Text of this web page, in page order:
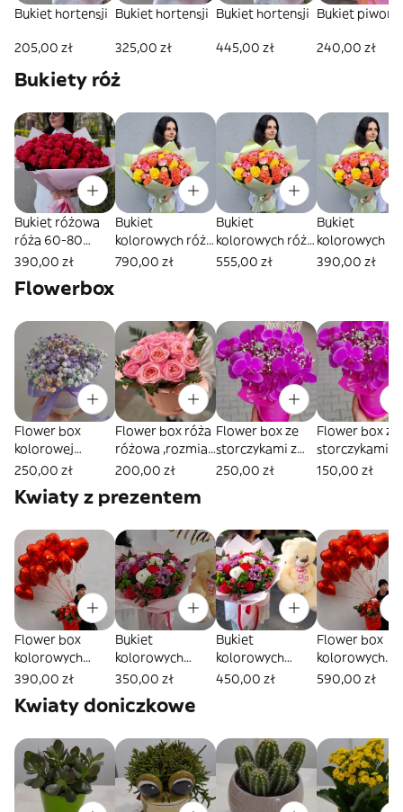
Bukiet hortensji
205,00 zł
Bukiet hortensji
325,00 zł
Bukiet hortensji
445,00 zł
Bukiet piwonii
240,00 zł
Bukiety róż
Bukiet różowa
róża 60-80
cm,25szt
390,00 zł
Bukiet
kolorowych róż
50-60cm 50
790,00 zł
Bukiet
kolorowych róż
50-60cm -35
555,00 zł
Bukiet
kolorowych róż
50-60cm 25
390,00 zł
Flowerbox
Flower box
kolorowej
gipsówki
rozmiar L
250,00 zł
Flower box róża
różowa ,rozmiar
S
200,00 zł
Flower box ze
storczykami z
gipsówki,rozmia
250,00 zł
Flower box ze
storczykami z
gipsówki
150,00 zł
Kwiaty z prezentem
Flower box
kolorowych
kwiatów +balony
z helem,rozmiar
L
390,00 zł
Bukiet
kolorowych
sezonowych
kwiatów
+pluszowy Miś
350,00 zł
Bukiet
kolorowych
sezonowych
450,00 zł
Flower box
kolorowych
590,00 zł
Kwiaty doniczkowe